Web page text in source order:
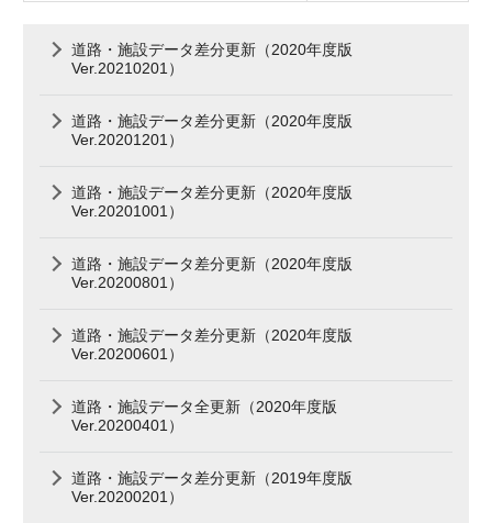
道路・施設データ差分更新（2020年度版
Ver.20210201）
道路・施設データ差分更新（2020年度版
Ver.20201201）
道路・施設データ差分更新（2020年度版
Ver.20201001）
道路・施設データ差分更新（2020年度版
Ver.20200801）
道路・施設データ差分更新（2020年度版
Ver.20200601）
道路・施設データ全更新（2020年度版
Ver.20200401）
道路・施設データ差分更新（2019年度版
Ver.20200201）